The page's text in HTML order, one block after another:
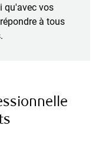
qu'avec vos
à tous